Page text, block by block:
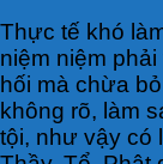
Thực tế khó
niệm niệm
hối mà chừa
không rõ, làm
tội, như vậy có